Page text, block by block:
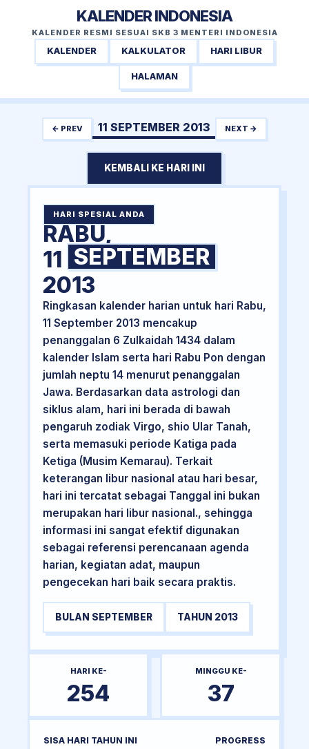
KALENDER INDONESIA
KALENDER RESMI SESUAI SKB 3 MENTERI INDONESIA
KALENDER KALKULATOR HARI LIBUR
HALAMAN
← PREV 11 SEPTEMBER 2013 NEXT →
KEMBALI KE HARI INI
HARI SPESIAL ANDA
RABU,
11 SEPTEMBER
2013
Ringkasan kalender harian untuk hari Rabu,
11 September 2013 mencakup
penanggalan 6 Zulkaidah 1434 dalam
kalender Islam serta hari Rabu Pon dengan
jumlah neptu 14 menurut penanggalan
Jawa. Berdasarkan data astrologi dan
siklus alam, hari ini berada di bawah
pengaruh zodiak Virgo, shio Ular Tanah,
serta memasuki periode Katiga pada
Ketiga (Musim Kemarau). Terkait
keterangan libur nasional atau hari besar,
hari ini tercatat sebagai Tanggal ini bukan
merupakan hari libur nasional., sehingga
informasi ini sangat efektif digunakan
sebagai referensi perencanaan agenda
harian, kegiatan adat, maupun
pengecekan hari baik secara praktis.
BULAN SEPTEMBER TAHUN 2013
HARI KE-
254
MINGGU KE-
37
SISA HARI TAHUN INI PROGRESS